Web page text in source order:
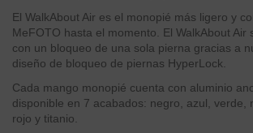
El WalkAbout Air es el monopié más ligero y
MeFOTO hasta el momento. El WalkAbout Air
con un bloqueo de una sola pierna gracias a
diseño de bloqueo de piernas HyperLock.
Cada mango monopié cuenta con aluminio
disponible en 7 acabados: negro, azul, verde,
rojo y titanio.